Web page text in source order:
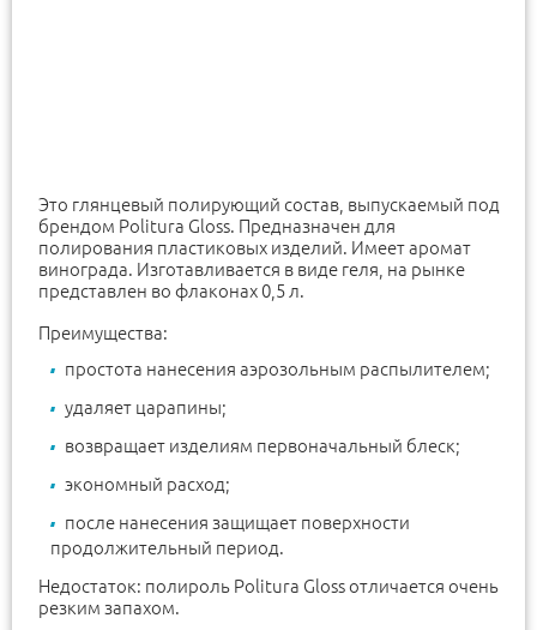
Это глянцевый полирующий состав, выпускаемый под
брендом Politura Gloss. Предназначен для
полирования пластиковых изделий. Имеет аромат
винограда. Изготавливается в виде геля, на рынке
представлен во флаконах 0,5 л.
Преимущества:
простота нанесения аэрозольным распылителем;
удаляет царапины;
возвращает изделиям первоначальный блеск;
экономный расход;
после нанесения защищает поверхности
продолжительный период.
Недостаток: полироль Politura Gloss отличается очень
резким запахом.